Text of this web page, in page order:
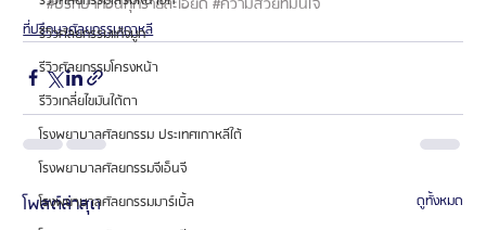
รีวิวศัลยกรรมแก้จมูก
รีวิวศัลยกรรมโครงหน้า
รีวิวเกลี่ยไขมันใต้ตา
โรงพยาบาลศัลยกรรม ประเทศเกาหลีใต้
โรงพยาบาลศัลยกรรมจีเอ็นจี
โรงพยาบาลศัลยกรรมมาร์เบิ้ล
ที่ปรึกษาศัลยกรรมเกาหลี
โพสต์ล่าสุด ดูทั้งหมด